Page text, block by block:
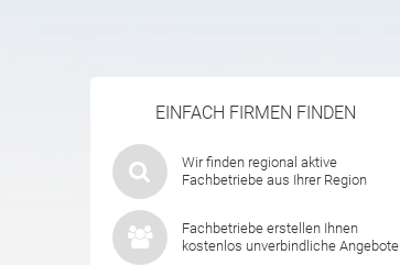
EINFACH FIRMEN FINDEN
Wir finden regional aktive
Fachbetriebe aus Ihrer Region
Fachbetriebe erstellen Ihnen
kostenlos unverbindliche Angebote